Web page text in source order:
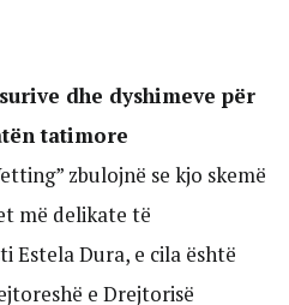
dhe dyshimeve për
tatimore
zbulojnë se kjo skemë
më delikate të
Estela Dura, e cila është
e Drejtorisë